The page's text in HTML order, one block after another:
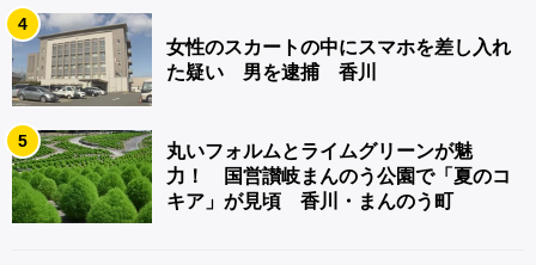
4
女性のスカートの中にスマホを差し入れ
た疑い 男を逮捕 香川
5
丸いフォルムとライムグリーンが魅
力！ 国営讃岐まんのう公園で「夏のコ
キア」が見頃 香川・まんのう町